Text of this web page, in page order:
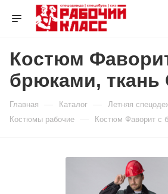
Костюм
брюками, ткань
Главная — Каталог — Летняя
Костюмы рабочие — Костюм Фаворит с